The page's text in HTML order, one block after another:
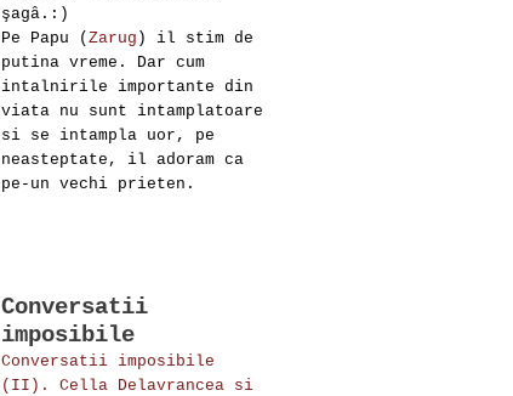
şagâ.:)
Pe Papu ( Zarug ) il stim de
putina vreme. Dar cum
intalnirile importante din
viata nu sunt intamplatoare
si se intampla uor, pe
neasteptate, il adoram ca
pe-un vechi prieten.
Conversatii
imposibile
Conversatii imposibile
(II). Cella Delavrancea si